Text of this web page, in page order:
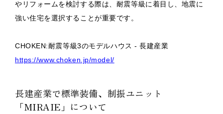
やリフォームを検討する際は、耐震等級に着目し、地震に
強い住宅を選択することが重要です。
CHOKEN:耐震等級3のモデルハウス - 長建産業
https://www.choken.jp/model/
長建産業で標準装備、制振ユニット
「MIRAIE」について